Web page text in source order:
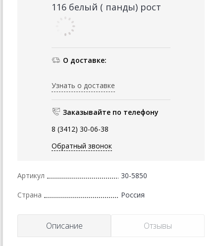
116 белый ( панды) рост
О доставке:
Узнать о доставке
Заказывайте по телефону
8 (3412) 30-06-38
Обратный звонок
Артикул 30-5850
Страна Россия
Описание Отзывы